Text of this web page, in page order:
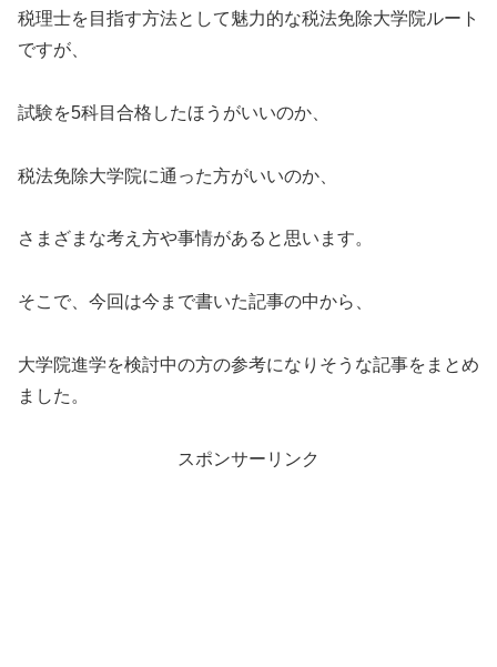
税理士を目指す方法として魅力的な税法免除大学院ルート
ですが、
試験を5科目合格したほうがいいのか、
税法免除大学院に通った方がいいのか、
さまざまな考え方や事情があると思います。
そこで、今回は今まで書いた記事の中から、
大学院進学を検討中の方の参考になりそうな記事をまとめ
ました。
スポンサーリンク